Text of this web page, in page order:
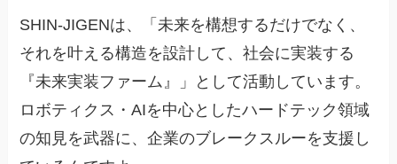
SHIN-JIGENは、「未来を構想するだけでなく、
それを叶える構造を設計して、社会に実装する
『未来実装ファーム』」として活動しています。
ロボティクス・AIを中心としたハードテック領域
の知見を武器に、企業のブレークスルーを支援し